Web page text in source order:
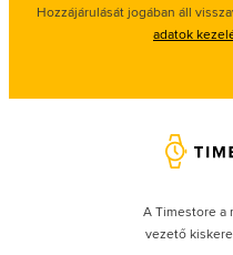
Hozzájárulását jogában áll
adatok
A Timestore a
vezető